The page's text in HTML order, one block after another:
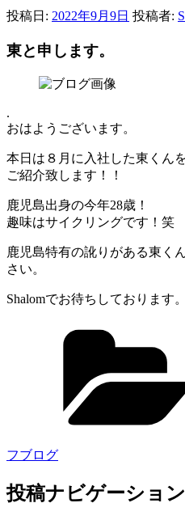
投稿日: 2022年9月9日 投稿者:
東と申します。
.
おはようございます。
本日は８月に入社した東くん
ご紹介致します！！
鹿児島出身の今年28歳！
趣味はサイクリングです！笑
鹿児島特有の訛りがある東く
さい。
Shalomでお待ちしております。
フブログ
投稿ナビゲーション